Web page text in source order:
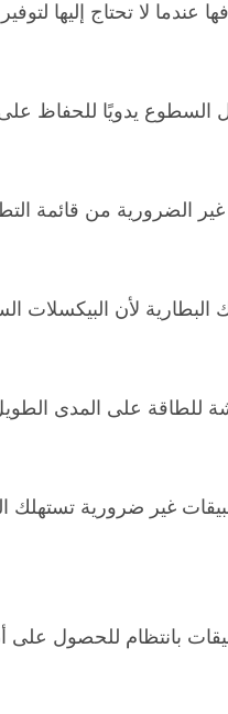
يدويًا للحفاظ على
الضرورية من قائمة
للطاقة على المدى
غير ضرورية تستهلك
بانتظام للحصول على